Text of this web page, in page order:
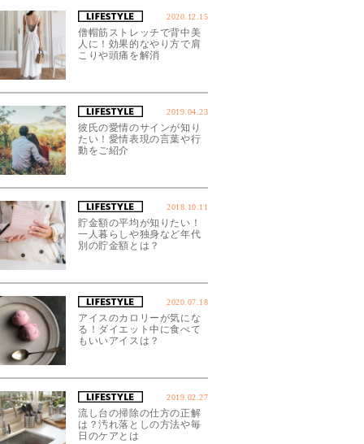
2020.12.15
僧帽筋ストレッチで背中美
人に！効果的なやり方で肩
こりや頭痛を解消
2019.04.23
彼氏の愛情のサインが知り
たい！愛情表現の言葉や行
動をご紹介
2018.10.11
貯金額の平均が知りたい！
一人暮らしや独身など年代
別の貯金額とは？
2020.07.18
アイスのカロリーが気にな
る！ダイエット中に食べて
もいいアイスは？
2019.02.27
流し台の掃除の仕方の正解
は？汚れ落としの方法や毎
日のケアとは